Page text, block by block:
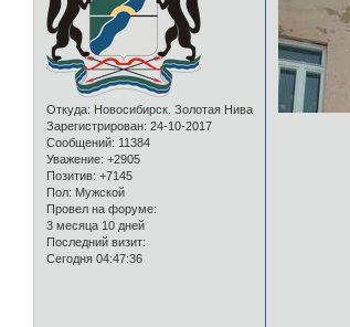
Откуда: Новосибирск. Золотая Нива
Зарегистрирован: 24-10-2017
Сообщений: 11384
Уважение: +2905
Позитив: +7145
Пол: Мужской
Провел на форуме:
3 месяца 10 дней
Последний визит:
Сегодня 04:47:36